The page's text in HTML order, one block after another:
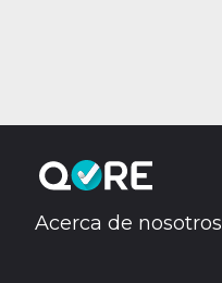
Acerca de nosotros